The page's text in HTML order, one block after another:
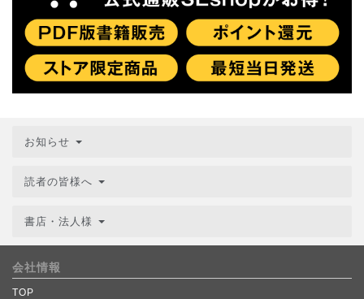
お知らせ
読者の皆様へ
書店・法人様
会社情報
TOP